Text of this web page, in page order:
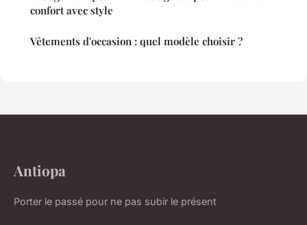
confort avec style
Vêtements d'occasion : quel modèle choisir ?
Antiopa
Porter le passé pour ne pas subir le présent